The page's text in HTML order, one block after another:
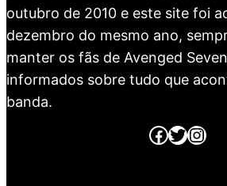
outubro de 2010 e este site foi
dezembro do mesmo ano,
manter os fãs de Avenged
informados sobre tudo que
banda.
Página no Facebook
Página no Twitter
Página